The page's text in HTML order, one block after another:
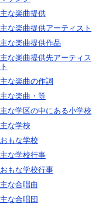
主な楽曲提供
主な楽曲提供アーティスト
主な楽曲提供作品
主な楽曲提供先アーティス
ト
主な楽曲の作詞
主な楽曲・等
主な学区の中にある小学校
主な学校
おもな学校
主な学校行事
おもな学校行事
主な合唱曲
主な合唱団